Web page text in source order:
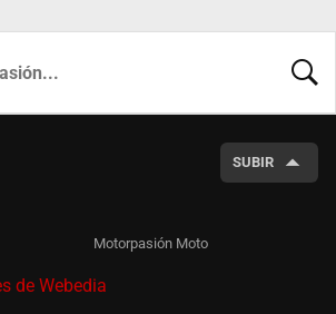
SUBIR
Motorpasión Moto
de Webedia